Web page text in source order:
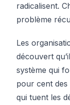
radicalisent.
problème
Les
découvert
système qui
pour cent des
qui tuent les